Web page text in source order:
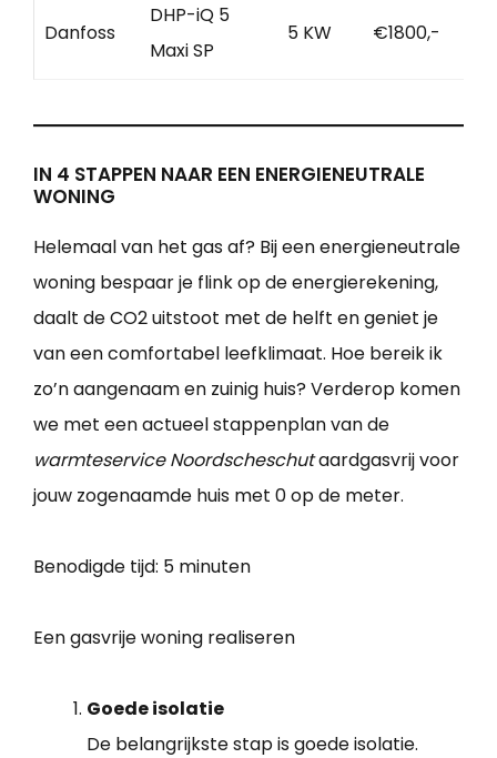
Danfoss
DHP-iQ 5
Maxi SP
5 KW €1800,-
IN 4 STAPPEN NAAR EEN ENERGIENEUTRALE
WONING
Helemaal van het gas af? Bij een energieneutrale
woning bespaar je flink op de energierekening,
daalt de CO2 uitstoot met de helft en geniet je
van een comfortabel leefklimaat. Hoe bereik ik
zo’n aangenaam en zuinig huis? Verderop komen
we met een actueel stappenplan van de
warmteservice Noordscheschutaardgasvrij voor
jouw zogenaamde huis met 0 op de meter.
Benodigde tijd: 5 minuten
Een gasvrije woning realiseren
Goede isolatie
De belangrijkste stap is goede isolatie.